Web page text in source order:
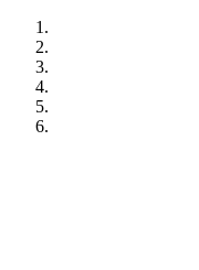
Skip
content